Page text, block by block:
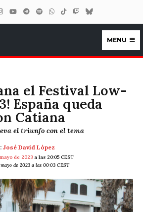
MENU
el Festival Low-
España queda
Catiana
el triunfo con el tema
José David López
de 2023 a las 20:05 CEST
de 2023 a las 00:03 CEST